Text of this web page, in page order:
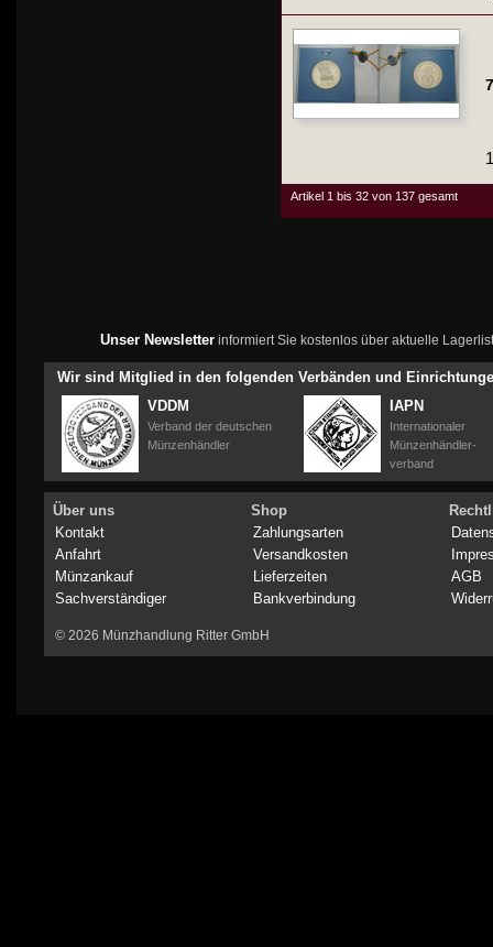
Artikel 1 bis 32 von 137 gesamt
Unser Newsletterinformiert Sie kostenlos über aktuelle
Wir sind Mitglied in den folgenden Verbänden und
VDDM
Verband der deutschen
Münzenhändler
IAPN
Internationaler
Münzenhändler-
verband
Über uns
Kontakt
Anfahrt
Münzankauf
Sachverständiger
Shop
Zahlungsarten
Versandkosten
Lieferzeiten
Bankverbindung
AGB
© 2026 Münzhandlung Ritter GmbH